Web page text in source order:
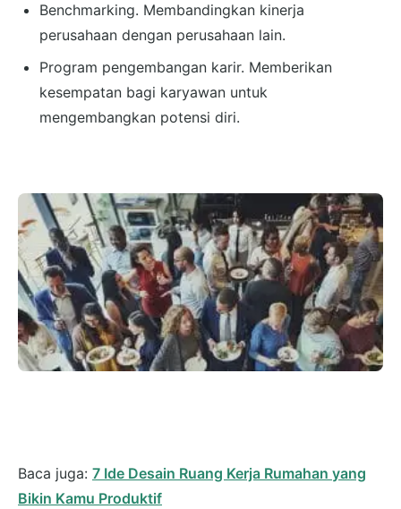
Benchmarking. Membandingkan kinerja
perusahaan dengan perusahaan lain.
Program pengembangan karir. Memberikan
kesempatan bagi karyawan untuk
mengembangkan potensi diri.
Baca juga: 7 Ide Desain Ruang Kerja Rumahan yang
Bikin Kamu Produktif